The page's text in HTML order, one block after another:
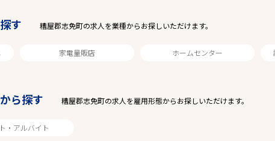
す 糟屋郡志免町の求人を業種からお探しいただけます。
家電量販店 ホームセンター
ら探す 糟屋郡志免町の求人を雇用形態からお探しいただけます。
・アルバイト